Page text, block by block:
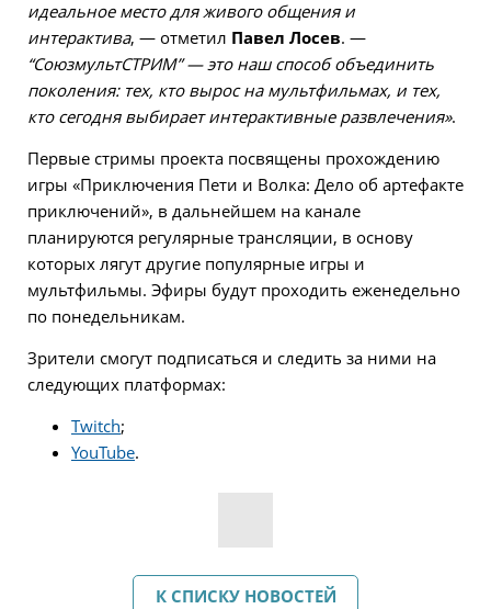
идеальное место для живого общения и
интерактива, — отметил Павел Лосев. —
“СоюзмультСТРИМ” — это наш способ объединить
поколения: тех, кто вырос на мультфильмах, и тех,
кто сегодня выбирает интерактивные развлечения».
Первые стримы проекта посвящены прохождению
игры «Приключения Пети и Волка: Дело об артефакте
приключений», в дальнейшем на канале
планируются регулярные трансляции, в основу
которых лягут другие популярные игры и
мультфильмы. Эфиры будут проходить еженедельно
по понедельникам.
Зрители смогут подписаться и следить за ними на
следующих платформах:
Twitch;
YouTube.
К СПИСКУ НОВОСТЕЙ